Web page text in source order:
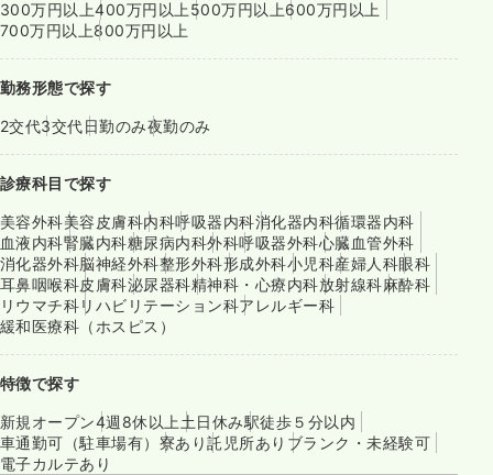
300万円以上400万円以上 500万円以上600万円以上
700万円以上800万円以上
勤務形態で探す
2交代3交代日勤のみ夜勤のみ
診療科目で探す
美容外科美容皮膚科内科呼吸器内科消化器内科循環器内科
血液内科腎臓内科糖尿病内科外科呼吸器外科心臓血管外科
消化器外科脳神経外科整形外科形成外科小児科産婦人科眼科
耳鼻咽喉科皮膚科泌尿器科精神科・心療内科放射線科麻酔科
リウマチ科リハビリテーション科アレルギー科
緩和医療科（ホスピス）
特徴で探す
新規オープン4週8休以上 土日休み駅徒歩５分以内
車通勤可（駐車場有） 寮あり託児所あり ブランク・未経験可
電子カルテあり